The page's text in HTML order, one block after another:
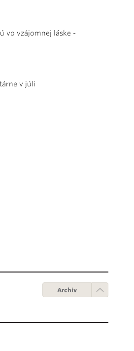
vo vzájomnej láske -
v júli
Archív